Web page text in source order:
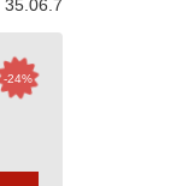
35.06.7
-24%